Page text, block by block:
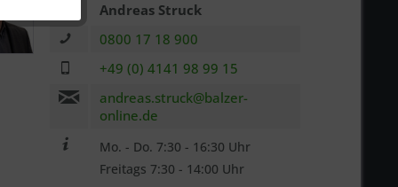
Andreas Struck
0800 17 18 900
+49 (0) 4141 98 99 15
andreas.struck@balzer-
online.de
Mo. - Do. 7:30 - 16:30 Uhr
Freitags 7:30 - 14:00 Uhr